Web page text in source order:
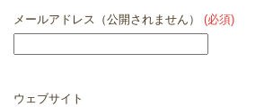
メールアドレス（公開されません） (必須)
ウェブサイト